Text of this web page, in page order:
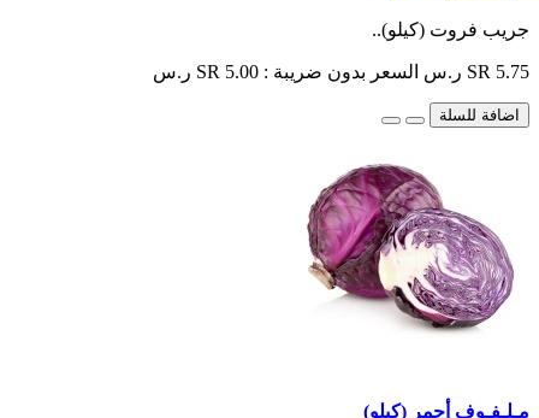
جريب فروت (كيلو)..
SR 5.75 ر.س السعر بدون ضريبة : SR 5.00 ر.س
اضافة للسلة
مـلـفـوف أحمر (كيلو)